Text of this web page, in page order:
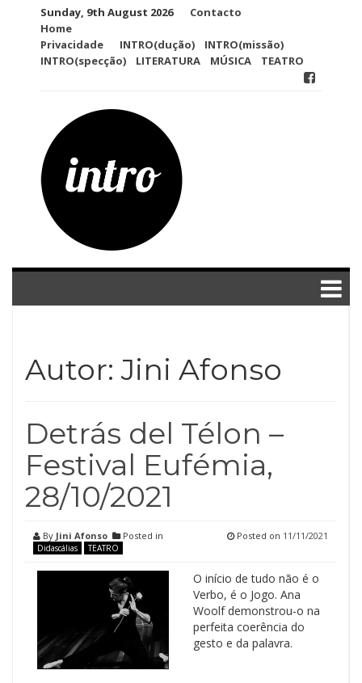
Sunday, 9th August 2026
Contacto
Home
Privacidade
INTRO(dução)
INTRO(missão)
INTRO(specção)
LITERATURA MÚSICA TEATRO
Autor:Jini Afonso
Detrás del Télon –
Festival Eufémia,
28/10/2021
By Jini Afonso Posted in
Didascálias TEATRO
Posted on 11/11/2021
O início de tudo não é o
Verbo, é o Jogo. Ana
Woolf demonstrou-o na
perfeita coerência do
gesto e da palavra.